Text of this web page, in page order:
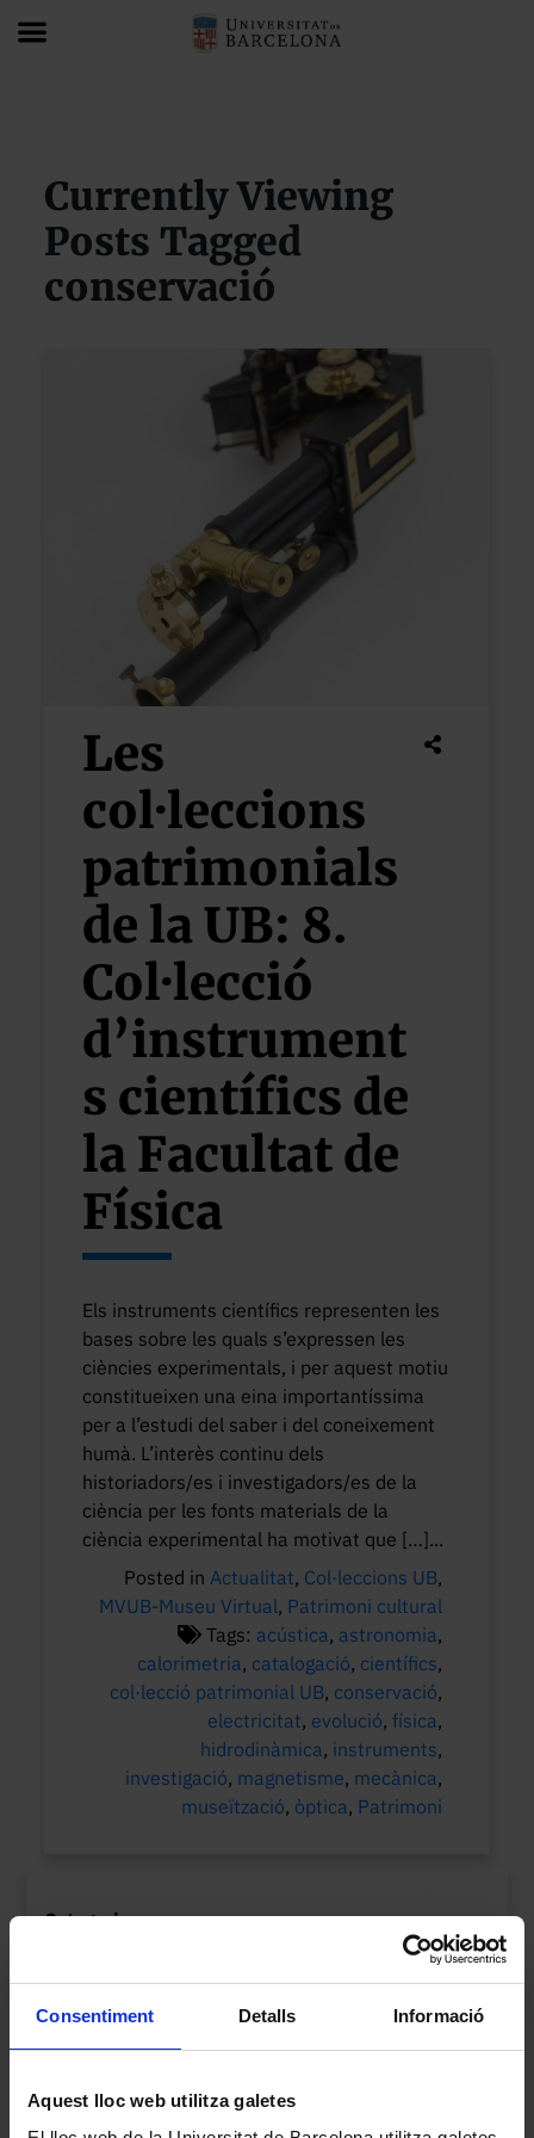
Consentiment Detalls Informació
Aquest lloc web utilitza galetes
Currently Viewing
Posts Tagged
conservació
Les
col·leccions
patrimonials
de la UB: 8.
Col·lecció
d’instrument
s científics de
la Facultat de
Física
Els instruments científics representen les
bases sobre les quals s’expressen les
ciències experimentals, i per aquest motiu
constitueixen una eina importantíssima
per a l’estudi del saber i del coneixement
humà. L’interès continu dels
historiadors/es i investigadors/es de la
ciència per les fonts materials de la
ciència experimental ha motivat que […]...
Posted in Actualitat, Col·leccions UB,
MVUB-Museu Virtual, Patrimoni cultural
Tags: acústica, astronomia,
calorimetria, catalogació, científics,
col·lecció patrimonial UB, conservació,
electricitat, evolució, física,
hidrodinàmica, instruments,
investigació, magnetisme, mecànica,
museïtzació, òptica, Patrimoni
Categories
MVUB-Museu Virtual
Patrimoni cultural